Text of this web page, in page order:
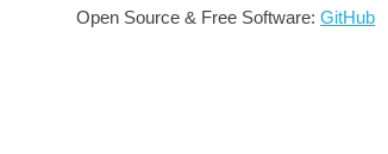
Open Source & Free Software:GitHub